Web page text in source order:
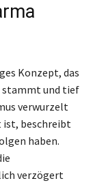
Konzept, das
stammt und tief
verwurzelt
ist, beschreibt
haben.
verzögert